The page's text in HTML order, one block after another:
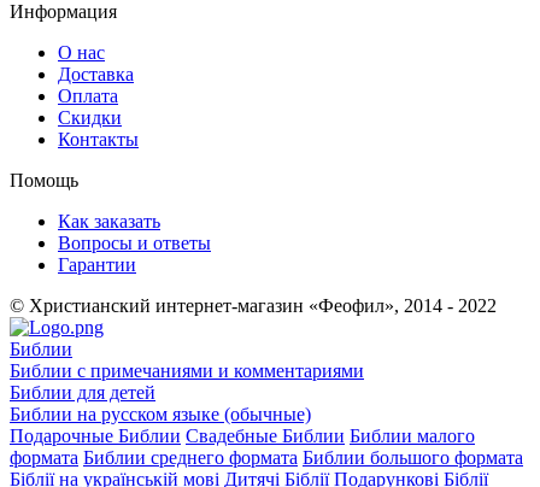
Информация
О нас
Доставка
Оплата
Скидки
Контакты
Помощь
Как заказать
Вопросы и ответы
Гарантии
© Христианский интернет-магазин «Феофил», 2014 - 2022
Библии
Библии с примечаниями и комментариями
Библии для детей
Библии на русском языке (обычные)
Подарочные Библии Свадебные Библии Библии малого
формата Библии среднего формата Библии большого формата
Біблії на українській мові Дитячі Біблії Подарункові Біблії